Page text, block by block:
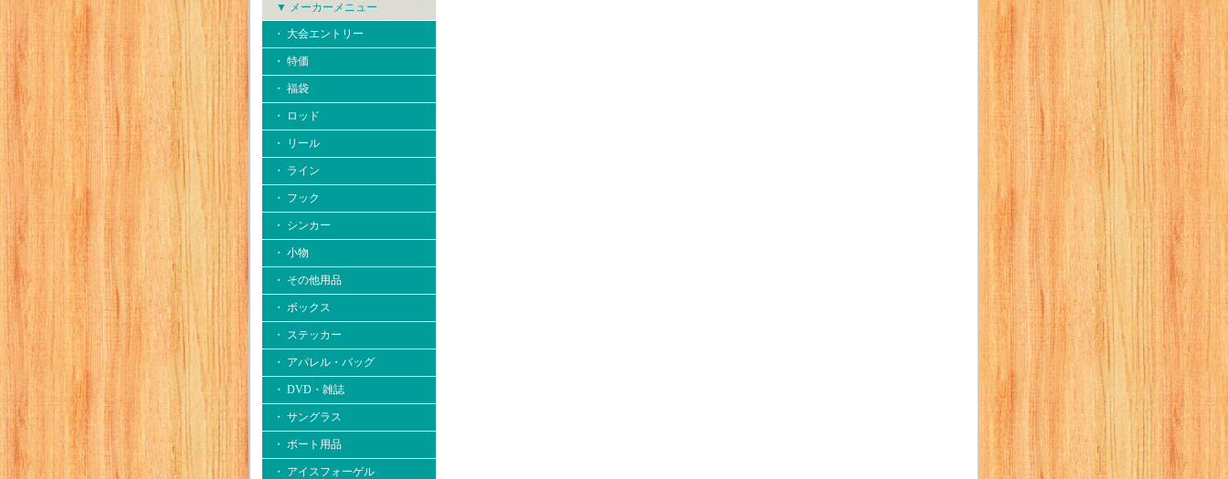
▼ メーカーメニュー
・ 大会エントリー
・ 特価
・ 福袋
・ ロッド
・ リール
・ ライン
・ フック
・ シンカー
・ 小物
・ その他用品
・ ボックス
・ ステッカー
・ アパレル・バッグ
・ DVD・雑誌
・ サングラス
・ ボート用品
・ アイスフォーゲル